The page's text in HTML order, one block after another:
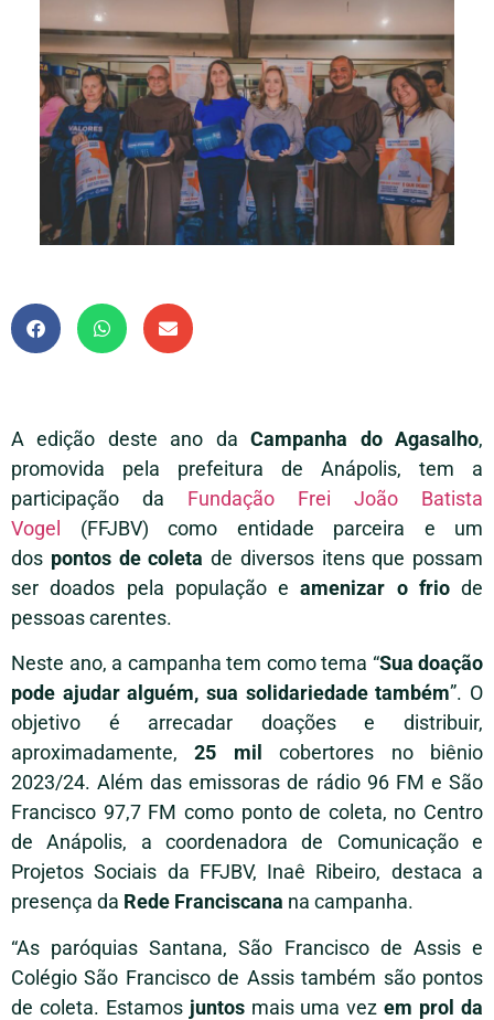
A edição deste ano daCampanha do Agasalho,
promovida pela prefeitura de Anápolis, tem a
participação da Fundação Frei João Batista
Vogel
(FFJBV) como entidade parceira e um
dos pontos de coleta de diversos itens que possam
ser doados pela população eamenizar o friode
pessoas carentes.
Neste ano, a campanha tem como tema “Sua doação
pode ajudar alguém, sua solidariedade também”. O
objetivo é arrecadar doações e distribuir,
aproximadamente,25 mil
cobertores no biênio
2023/24. Além das emissoras de rádio 96 FM e São
Francisco 97,7 FM como ponto de coleta, no Centro
de Anápolis, a coordenadora de Comunicação e
Projetos Sociais da FFJBV, Inaê Ribeiro, destaca a
presença da Rede Franciscana na campanha.
“As paróquias Santana, São Francisco de Assis e
Colégio São Francisco de Assis também são pontos
de coleta. Estamos juntosmais uma vez em prol da